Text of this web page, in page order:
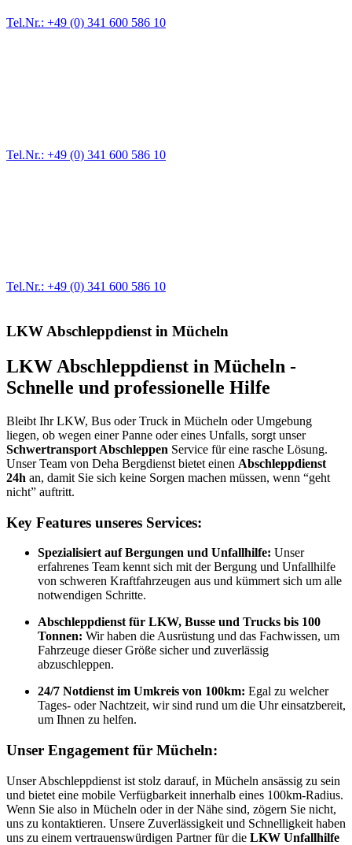
Tel.Nr.: +49 (0) 341 600 586 10
Tel.Nr.: +49 (0) 341 600 586 10
Tel.Nr.: +49 (0) 341 600 586 10
LKW Abschleppdienst in Mücheln
LKW Abschleppdienst in Mücheln -
Schnelle und professionelle Hilfe
Bleibt Ihr LKW, Bus oder Truck in Mücheln oder Umgebung
liegen, ob wegen einer Panne oder eines Unfalls, sorgt unser
Schwertransport Abschleppen Service für eine rasche Lösung.
Unser Team von Deha Bergdienst bietet einen Abschleppdienst
24h an, damit Sie sich keine Sorgen machen müssen, wenn “geht
nicht” auftritt.
Key Features unseres Services:
Spezialisiert auf Bergungen und Unfallhilfe: Unser
erfahrenes Team kennt sich mit der Bergung und Unfallhilfe
von schweren Kraftfahrzeugen aus und kümmert sich um alle
notwendigen Schritte.
Abschleppdienst für LKW, Busse und Trucks bis 100
Tonnen: Wir haben die Ausrüstung und das Fachwissen, um
Fahrzeuge dieser Größe sicher und zuverlässig
abzuschleppen.
24/7 Notdienst im Umkreis von 100km: Egal zu welcher
Tages- oder Nachtzeit, wir sind rund um die Uhr einsatzbereit,
um Ihnen zu helfen.
Unser Engagement für Mücheln:
Unser Abschleppdienst ist stolz darauf, in Mücheln ansässig zu sein
und bietet eine mobile Verfügbarkeit innerhalb eines 100km-Radius.
Wenn Sie also in Mücheln oder in der Nähe sind, zögern Sie nicht,
uns zu kontaktieren. Unsere Zuverlässigkeit und Schnelligkeit haben
uns zu einem vertrauenswürdigen Partner für die LKW Unfallhilfe